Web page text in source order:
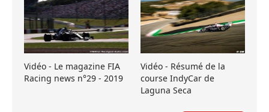
Vidéo - Le magazine FIA
Racing news n°29 - 2019
Vidéo - Résumé de la
course IndyCar de
Laguna Seca